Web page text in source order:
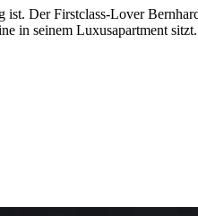
Der Firstclass-Lover
in seinem Luxusapartment sitzt.